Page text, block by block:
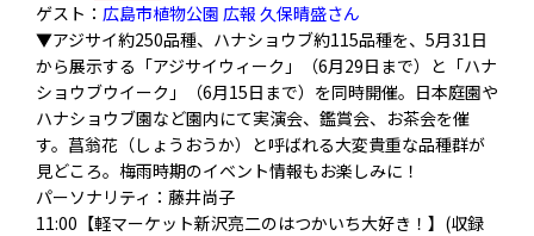
ゲスト： 広島市植物公園 広報 久保晴盛さん
▼アジサイ約250品種、ハナショウブ約115品種を、 5月31日
から展示する「アジサイウィーク」（6月29日まで） と「ハナ
ショウブウイーク」（6月15日まで）を同時開催。 日本庭園や
ハナショウブ園など園内にて実演会、鑑賞会、 お茶会を催
す。菖翁花（しょうおうか） と呼ばれる大変貴重な品種群が
見どころ。 梅雨時期のイベント情報もお楽しみに！
パーソナリティ：藤井尚子
11:00【軽マーケット新沢亮二のはつかいち大好き！】(収録